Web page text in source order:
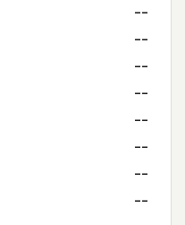
--
--
--
--
--
--
--
--